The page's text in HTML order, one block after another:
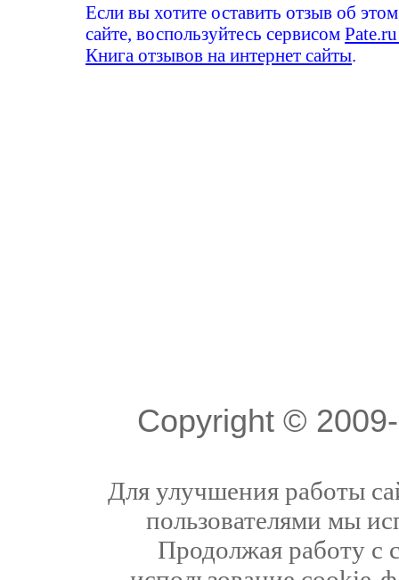
Если вы хотите оставить отзыв об этом
сайте, воспользуйтесь сервисом
Книга отзывов на интернет сайты
Copyright ©
Для улучшения работы
пользователями мы
Продолжая работу с